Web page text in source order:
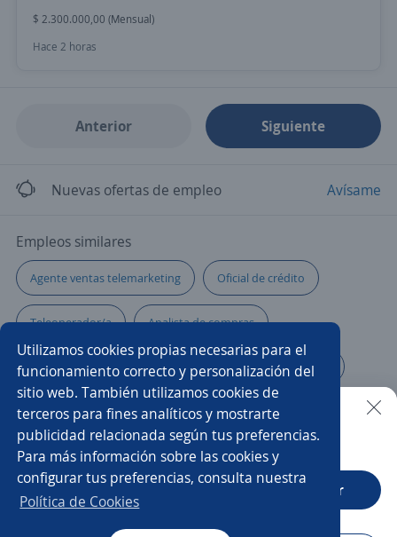
Utilizamos cookies propias necesarias para el
funcionamiento correcto y personalización del
sitio web. También utilizamos cookies de
terceros para fines analíticos y mostrarte
publicidad relacionada según tus preferencias.
Para más información sobre las cookies y
configurar tus preferencias, consulta nuestra
Política de Cookies
$ 2.300.000,00 (Mensual)
Hace 2 horas
Anterior Siguiente
Nuevas ofertas de empleo Avísame
Empleos similares
Agente ventas telemarketing Oficial de crédito
Teleoperador/a Analista de compras
Analista de gestión humana Consultor/a de belleza
Analista de datos Asesor/a de cobranza
Asesor/a comercial industrial Analista de talento
Promotor/a de cambaceo
Buscar es más fácil en la app
CT App Abrir